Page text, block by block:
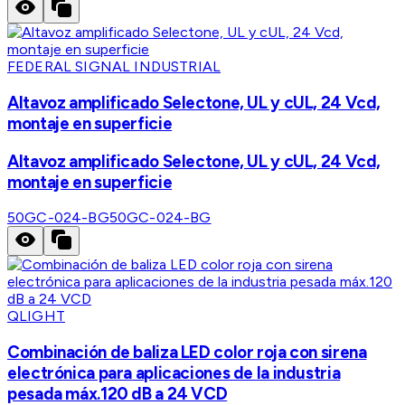
FEDERAL SIGNAL INDUSTRIAL
Altavoz amplificado Selectone, UL y cUL, 24 Vcd,
montaje en superficie
Altavoz amplificado Selectone, UL y cUL, 24 Vcd,
montaje en superficie
50GC-024-BG50GC-024-BG
QLIGHT
Combinación de baliza LED color roja con sirena
electrónica para aplicaciones de la industria
pesada máx.120 dB a 24 VCD